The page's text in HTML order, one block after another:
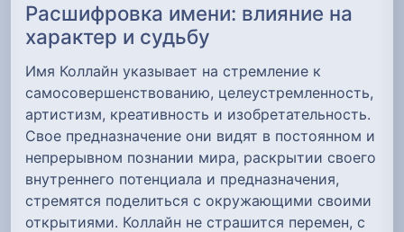
Расшифровка имени: влияние на
характер и судьбу
Имя Коллайн указывает на стремление к
самосовершенствованию, целеустремленность,
артистизм, креативность и изобретательность.
Свое предназначение они видят в постоянном и
непрерывном познании мира, раскрытии своего
внутреннего потенциала и предназначения,
стремятся поделиться с окружающими своими
открытиями. Коллайн не страшится перемен, с